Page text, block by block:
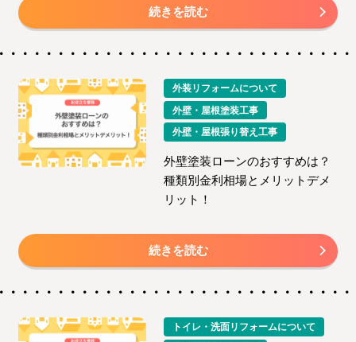
続きを読む
外装リフォームについて
外壁・屋根塗装工事
外壁・屋根張り替え工事
外壁塗装ローンのおすすめは？
種類別金利相場とメリットデメ
リット！
続きを読む
トイレ・洗面リフォームについて